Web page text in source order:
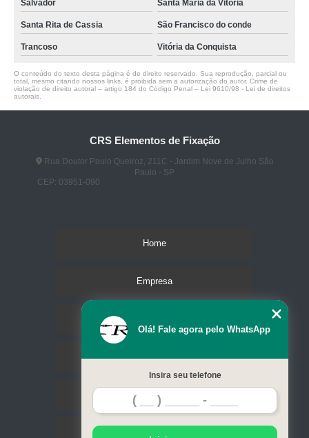
Salvador Santa Maria da Vitória
Santa Rita de Cassia São Francisco do conde
Trancoso Vitória da Conquista
O conteúdo do texto desta página é de direito reservado. Sua reprodução, parcial ou
total, mesmo citando nossos links, é proibida sem a autorização do autor. Crime de
violação de direito autoral – artigo 184 do Código Penal – Lei 9610/98 - Lei de direitos
autorais
CRS Elementos de Fixação
Rua Doutor Paulo Queiroz, 211C - Jardim Nove de Julho São
Paulo - SP
CEP: 03951-090
Home
Empresa
Serviços
Contato
Olá! Fale agora pelo WhatsApp
Insira seu telefone